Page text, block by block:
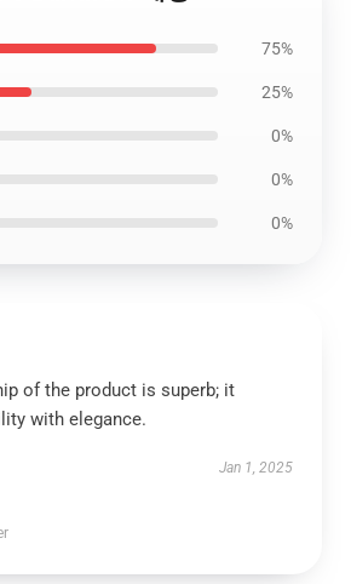
75%
25%
0%
0%
0%
of the product is superb; it
with elegance.
Jan 1, 2025